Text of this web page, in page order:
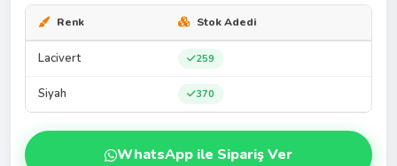
Renk Stok Adedi
Lacivert 259
Siyah 370
WhatsApp ile Sipariş Ver